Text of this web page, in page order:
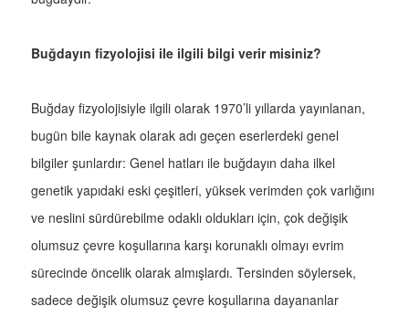
Buğdayın fizyolojisi ile ilgili bilgi verir misiniz?
Buğday fizyolojisiyle ilgili olarak 1970’li yıllarda yayınlanan,
bugün bile kaynak olarak adı geçen eserlerdeki genel
bilgiler şunlardır: Genel hatları ile buğdayın daha ilkel
genetik yapıdaki eski çeşitleri, yüksek verimden çok varlığını
ve neslini sürdürebilme odaklı oldukları için, çok değişik
olumsuz çevre koşullarına karşı korunaklı olmayı evrim
sürecinde öncelik olarak almışlardı. Tersinden söylersek,
sadece değişik olumsuz çevre koşullarına dayananlar